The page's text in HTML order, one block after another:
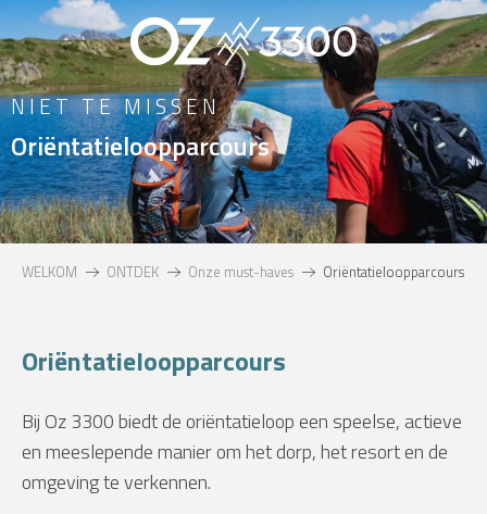
Aller
au
contenu
principal
NIET TE MISSEN
Oriëntatieloopparcours
WELKOM ONTDEK Onze must-haves Oriëntatieloopparcours
Oriëntatieloopparcours
Bij Oz 3300 biedt de oriëntatieloop een speelse, actieve
en meeslepende manier om het dorp, het resort en de
omgeving te verkennen.